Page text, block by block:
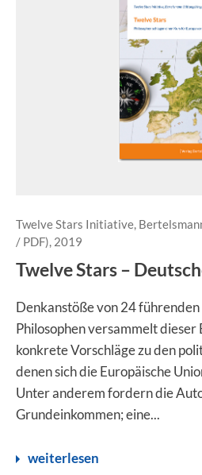
Twelve Stars Initiative,
/ PDF), 2019
Twelve Stars –
Denkanstöße von 24
Philosophen versammelt dieser
konkrete Vorschläge zu den
denen sich die Europäische
Unter anderem fordern die
Grundeinkommen; eine...
weiterlesen